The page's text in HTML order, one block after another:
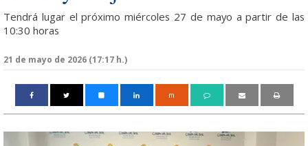
Tendrá lugar el próximo miércoles 27 de mayo a partir de las
10:30 horas
21 de mayo de 2026 (17:17 h.)
m